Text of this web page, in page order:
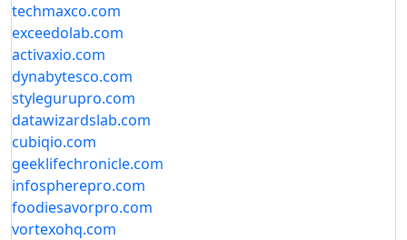
techmaxco.com
exceedolab.com
activaxio.com
dynabytesco.com
stylegurupro.com
datawizardslab.com
cubiqio.com
geeklifechronicle.com
infospherepro.com
foodiesavorpro.com
vortexohq.com